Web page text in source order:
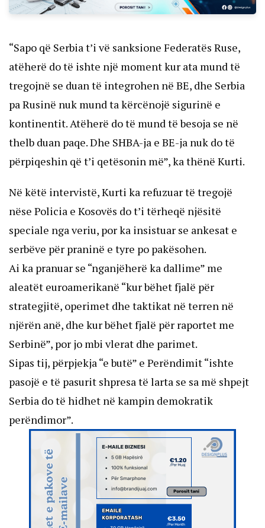
“Sapo që Serbia t’i vë sanksione Federatës Ruse,
atëherë do të ishte një moment kur ata mund të
tregojnë se duan të integrohen në BE, dhe Serbia
pa Rusinë nuk mund ta kërcënojë sigurinë e
kontinentit. Atëherë do të mund të besoja se në
thelb duan paqe. Dhe SHBA-ja e BE-ja nuk do të
përpiqeshin që t’i qetësonin më”, ka thënë Kurti.
Në këtë intervistë, Kurti ka refuzuar të tregojë
nëse Policia e Kosovës do t’i tërheqë njësitë
speciale nga veriu, por ka insistuar se ankesat e
serbëve për praninë e tyre po pakësohen.
Ai ka pranuar se “nganjëherë ka dallime” me
aleatët euroamerikanë “kur bëhet fjalë për
strategjitë, operimet dhe taktikat në terren në
njërën anë, dhe kur bëhet fjalë për raportet me
Serbinë”, por jo mbi vlerat dhe parimet.
Sipas tij, përpjekja “e butë” e Perëndimit “ishte
pasojë e të pasurit shpresa të larta se sa më shpejt
Serbia do të hidhet në kampin demokratik
perëndimor”.